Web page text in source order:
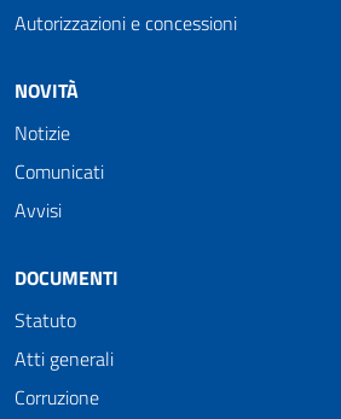
Autorizzazioni e concessioni
NOVITÀ
Notizie
Comunicati
Avvisi
DOCUMENTI
Statuto
Atti generali
Corruzione